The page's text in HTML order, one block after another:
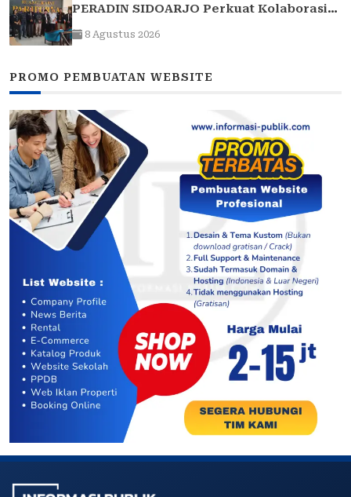
PERADIN SIDOARJO Perkuat Kolaborasi
dengan DPRD
8 Agustus 2026
PROMO PEMBUATAN WEBSITE